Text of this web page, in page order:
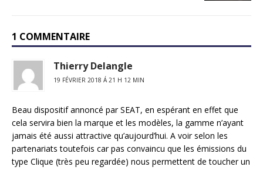
1 COMMENTAIRE
Thierry Delangle
19 FÉVRIER 2018 Á 21 H 12 MIN
Beau dispositif annoncé par SEAT, en espérant en effet que
cela servira bien la marque et les modèles, la gamme n’ayant
jamais été aussi attractive qu’aujourd’hui. A voir selon les
partenariats toutefois car pas convaincu que les émissions du
type Clique (très peu regardée) nous permettent de toucher un